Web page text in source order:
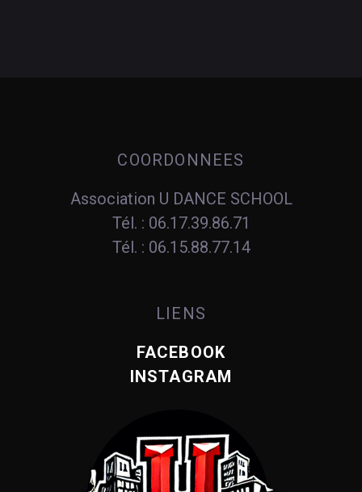
COORDONNEES
Association U DANCE SCHOOL
Tél. : 06.17.39.86.71
Tél. : 06.15.88.77.14
LIENS
FACEBOOK
INSTAGRAM